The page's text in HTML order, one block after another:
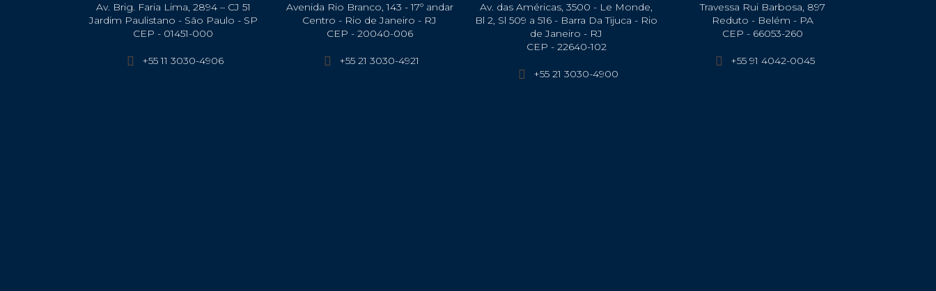
Av. Brig. Faria Lima, 2894 – CJ 51
Jardim Paulistano - São Paulo - SP
CEP - 01451-000
+55 11 3030-4906
Avenida Rio Branco, 143 - 17º andar
Centro - Rio de Janeiro - RJ
CEP - 20040-006
+55 21 3030-4921
Av. das Américas, 3500 - Le Monde,
Bl 2, Sl 509 a 516 - Barra Da Tijuca - Rio
de Janeiro - RJ
CEP - 22640-102​
+55 21 3030-4900
Travessa Rui Barbosa, 897
Reduto - Belém - PA
CEP - 66053-260
+55 91 4042-0045